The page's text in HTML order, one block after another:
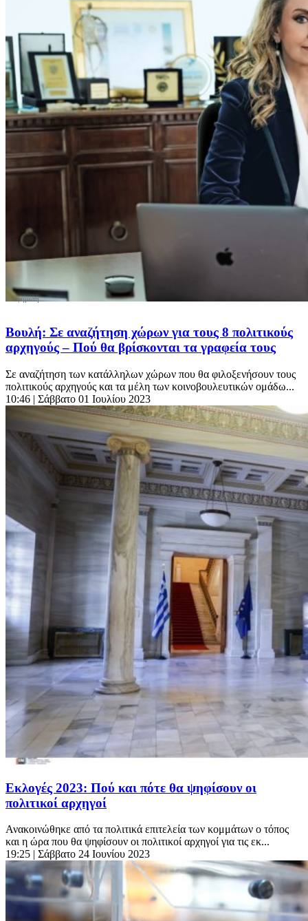
Βουλή: Σε αναζήτηση χώρων για τους 8 πολιτικούς
αρχηγούς – Πού θα βρίσκονται τα γραφεία τους
Σε αναζήτηση των κατάλληλων χώρων που θα φιλοξενήσουν τους
πολιτικούς αρχηγούς και τα μέλη των κοινοβουλευτικών ομάδω...
10:46 | Σάββατο 01 Ιουλίου 2023
Εκλογές 2023: Πού και πότε θα ψηφίσουν οι
πολιτικοί αρχηγοί
Ανακοινώθηκε από τα πολιτικά επιτελεία των κομμάτων ο τόπος
και η ώρα που θα ψηφίσουν οι πολιτικοί αρχηγοί για τις εκ...
19:25 | Σάββατο 24 Ιουνίου 2023